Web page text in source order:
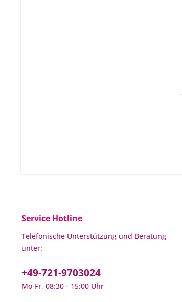
Service Hotline
Telefonische Unterstützung und Beratung
unter:
+49-721-9703024
Mo-Fr, 08:30 - 15:00 Uhr